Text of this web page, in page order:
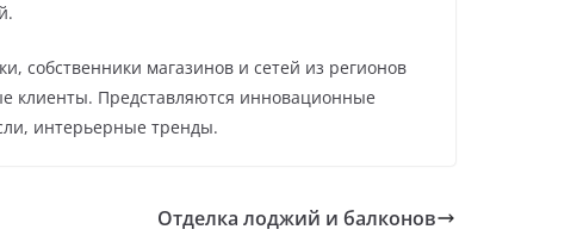
собственники магазинов и сетей из регионов
клиенты. Представляются инновационные
интерьерные тренды.
Отделка лоджий и балконов